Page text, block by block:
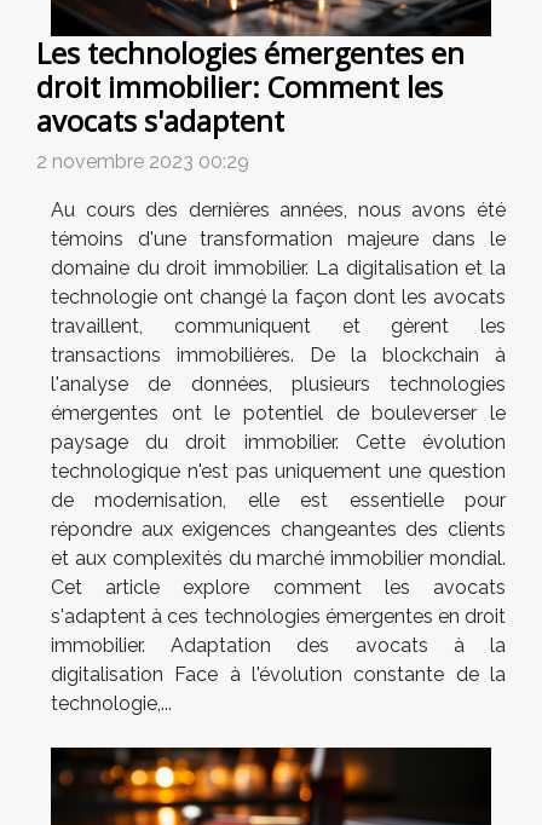
Les technologies émergentes en
droit immobilier: Comment les
avocats s'adaptent
2 novembre 2023 00:29
Au cours des dernières années, nous avons été
témoins d'une transformation majeure dans le
domaine du droit immobilier. La digitalisation et la
technologie ont changé la façon dont les avocats
travaillent, communiquent et gèrent les
transactions immobilières. De la blockchain à
l'analyse de données, plusieurs technologies
émergentes ont le potentiel de bouleverser le
paysage du droit immobilier. Cette évolution
technologique n'est pas uniquement une question
de modernisation, elle est essentielle pour
répondre aux exigences changeantes des clients
et aux complexités du marché immobilier mondial.
Cet article explore comment les avocats
s'adaptent à ces technologies émergentes en droit
immobilier. Adaptation des avocats à la
digitalisation Face à l'évolution constante de la
technologie,...